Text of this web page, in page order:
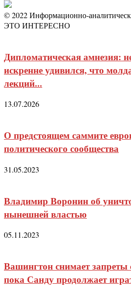
© 2022 Информационно-
ЭТО ИНТЕРЕСНО
Дипломатическая амнезия:
искренне удивился, что
лекций...
13.07.2026
О предстоящем саммите
политического сообщества
31.05.2023
Владимир Воронин об
нынешней властью
05.11.2023
Вашингтон снимает запреты
пока Санду продолжает